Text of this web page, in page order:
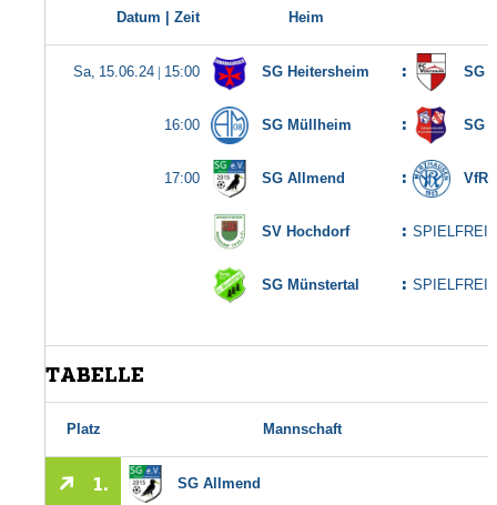
Kinder- und Jugendschutzkonzept
Mitglied werden
Anfahrt